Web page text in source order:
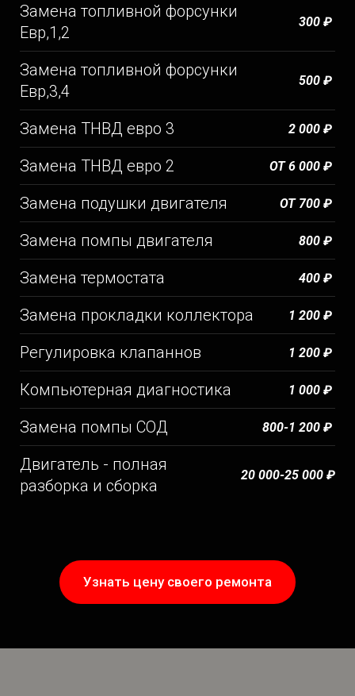
Замена топливной форсунки
Евр,1,2
300 ₽
Замена топливной форсунки
Евр,3,4
500 ₽
Замена ТНВД евро 3 2 000 ₽
Замена ТНВД евро 2 ОТ 6 000 ₽
Замена подушки двигателя ОТ 700 ₽
Замена помпы двигателя 800 ₽
Замена термостата 400 ₽
Замена прокладки коллектора 1 200 ₽
Регулировка клапаннов 1 200 ₽
Компьютерная диагностика 1 000 ₽
Замена помпы СОД 800-1 200 ₽
Двигатель - полная
разборка и сборка
20 000-25 000 ₽
Узнать цену своего ремонта